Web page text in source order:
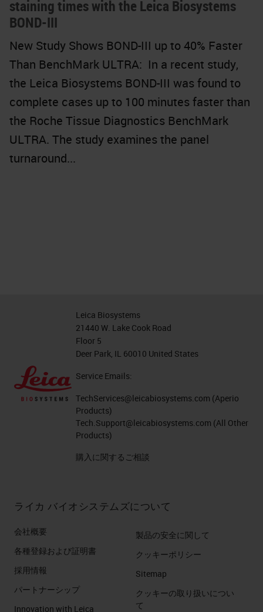
staining times with the Leica Biosystems
BOND-III
New Study Shows BOND-III up to 40% Faster
Than BenchMark ULTRA: In a recent study,
the Leica Biosystems BOND-III was found to
complete cases up to 100 minutes faster than
the Roche Tissue Diagnostics BenchMark
ULTRA. The study examines the panel
turnaround...
Leica Biosystems
21440 W. Lake Cook Road
Floor 5
Deer Park, IL 60010 United States
Service Emails:
TechServices@leicabiosystems.com (Aperio
Products)
Tech.Support@leicabiosystems.com (All Other
Products)
購入に関するご相談
ライカ バイオシステムズについて
会社概要
各種登録および証明書
採用情報
パートナーシップ
Innovation with Leica
製品の安全に関して
クッキーポリシー
Sitemap
クッキーの取り扱いについ
て